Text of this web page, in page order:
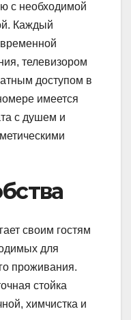
с необходимой
Каждый
телевизором
доступом в
имеется
с душем и
своим гостям
для
проживания.
стойка
химчистка и